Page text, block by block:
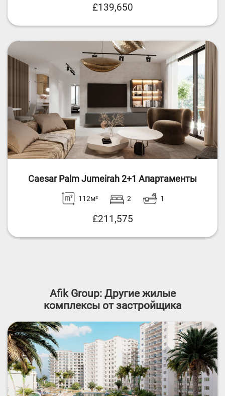
£139,650
Caesar Palm Jumeirah 2+1 Апартаменты
112м² 2 1
£211,575
Afik Group: Другие жилые
комплексы от застройщика